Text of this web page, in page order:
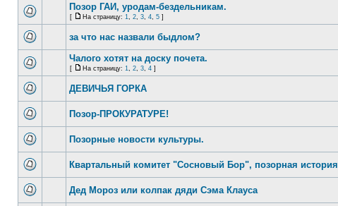
Позор ГАИ, уродам-бездельникам.
[ На страницу: 1, 2, 3, 4, 5 ]
за что нас назвали быдлом?
Чалого хотят на доску почета.
[ На страницу: 1, 2, 3, 4 ]
ДЕВИЧЬЯ ГОРКА
Позор-ПРОКУРАТУРЕ!
Позорные новости культуры.
Квартальный комитет "Сосновый Бор", позорная история
Дед Мороз или колпак дяди Сэма Клауса